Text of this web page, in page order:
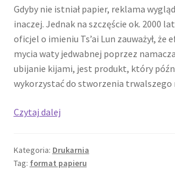
Gdyby nie istniał papier, reklama
inaczej. Jednak na szczęście ok. 2000
oficjel o imieniu Ts’ai Lun zauważył, że
mycia waty jedwabnej poprzez
ubijanie kijami, jest produkt, który
wykorzystać do stworzenia trwalszego
Czytaj dalejFormat
Kategoria: Drukarnia
Tag: format papieru